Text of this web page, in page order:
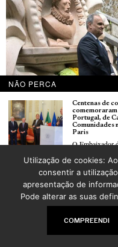
Embaixador de Portugal e Ministro
CARLOS PEREIRA
2026LusoJornal
NÃO PERCA
Centenas de
comemoraram
Portugal, de
Comunidades
Paris
O Embaixador
Le Salon des
France : un
aussi pour les
L’édition 2026
Utilização de cookies:
consentir a
apresentação de
Pode alterar as suas
COMPREENDI